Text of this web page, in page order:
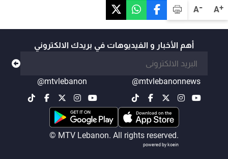
A+
A-
أهم الأخبار و الفيديوهات في بريدك الالكتروني
@mtvlebanonnews
@mtvlebanon
© MTV Lebanon. All rights reserved.
powered by koein